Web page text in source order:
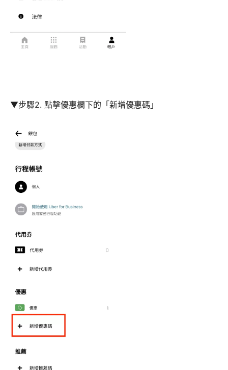
▼步驟2. 點擊優惠欄下的「新增優惠碼」